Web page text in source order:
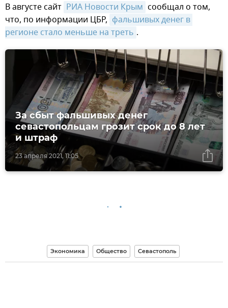
В августе сайт РИА Новости Крым сообщал о том,
что, по информации ЦБР, фальшивых денег в
регионе стало меньше на треть .
23 апреля 2021, 11:05
За сбыт фальшивых денег
севастопольцам грозит срок до 8 лет
и штраф
Экономика Общество Севастополь